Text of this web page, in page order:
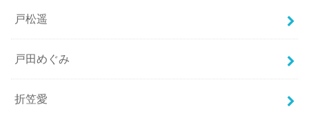
戸松遥
戸田めぐみ
折笠愛